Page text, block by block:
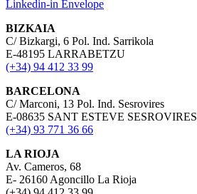
Linkedin-in Envelope
BIZKAIA
C/ Bizkargi, 6 Pol. Ind. Sarrikola
E-48195 LARRABETZU
(+34) 94 412 33 99
BARCELONA
C/ Marconi, 13 Pol. Ind. Sesrovires
E-08635 SANT ESTEVE SESROVIRES
(+34) 93 771 36 66
LA RIOJA
Av. Cameros, 68
E- 26160 Agoncillo La Rioja